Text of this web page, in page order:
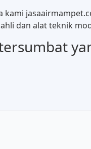
kami
dan alat teknik